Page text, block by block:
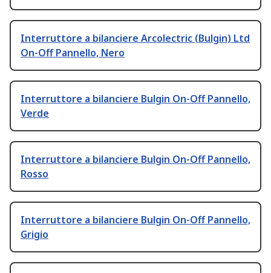
Interruttore a bilanciere Arcolectric (Bulgin) Ltd
On-Off Pannello, Nero
Interruttore a bilanciere Bulgin On-Off Pannello,
Verde
Interruttore a bilanciere Bulgin On-Off Pannello,
Rosso
Interruttore a bilanciere Bulgin On-Off Pannello,
Grigio